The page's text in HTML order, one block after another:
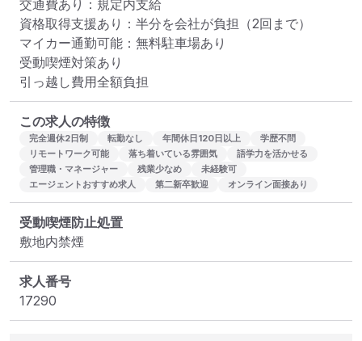
交通費あり：規定内支給
資格取得支援あり：半分を会社が負担（2回まで）
マイカー通勤可能：無料駐車場あり
受動喫煙対策あり
引っ越し費用全額負担
この求人の特徴
完全週休2日制 転勤なし 年間休日120日以上
学歴不問
リモートワーク可能
落ち着いている雰囲気
語学力を活かせる
管理職・マネージャー
残業少なめ
未経験可
エージェントおすすめ求人
第二新卒歓迎 オンライン面接あり
受動喫煙防止処置
敷地内禁煙
求人番号
17290